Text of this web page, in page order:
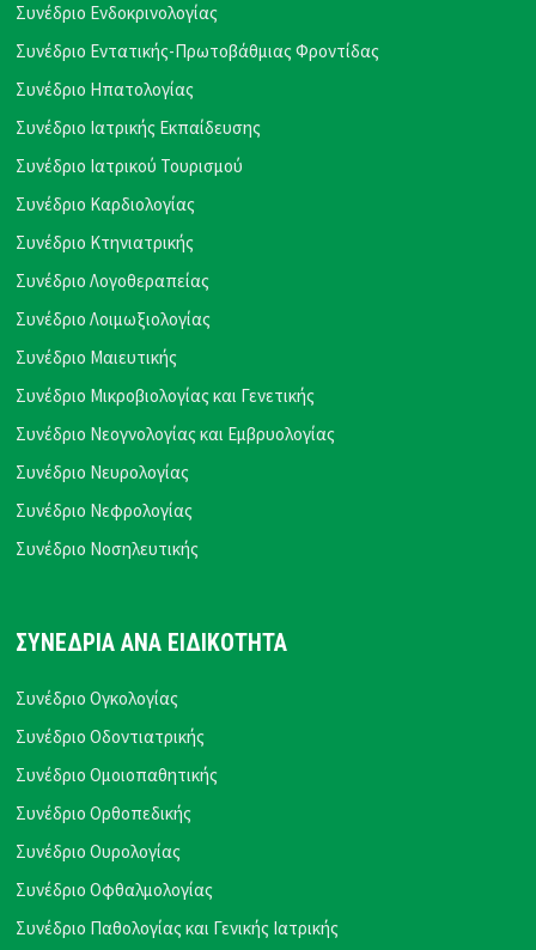
Συνέδριο Ενδοκρινολογίας
Συνέδριο Εντατικής-Πρωτοβάθμιας Φροντίδας
Συνέδριο Ηπατολογίας
Συνέδριο Ιατρικής Εκπαίδευσης
Συνέδριο Ιατρικού Τουρισμού
Συνέδριο Καρδιολογίας
Συνέδριο Κτηνιατρικής
Συνέδριο Λογοθεραπείας
Συνέδριο Λοιμωξιολογίας
Συνέδριο Μαιευτικής
Συνέδριο Μικροβιολογίας και Γενετικής
Συνέδριο Νεογνολογίας και Εμβρυολογίας
Συνέδριο Νευρολογίας
Συνέδριο Νεφρολογίας
Συνέδριο Νοσηλευτικής
ΣΥΝΕΔΡΙΑ ΑΝΑ ΕΙΔΙΚΟΤΗΤΑ
Συνέδριο Ογκολογίας
Συνέδριο Οδοντιατρικής
Συνέδριο Ομοιοπαθητικής
Συνέδριο Ορθοπεδικής
Συνέδριο Ουρολογίας
Συνέδριο Οφθαλμολογίας
Συνέδριο Παθολογίας και Γενικής Ιατρικής